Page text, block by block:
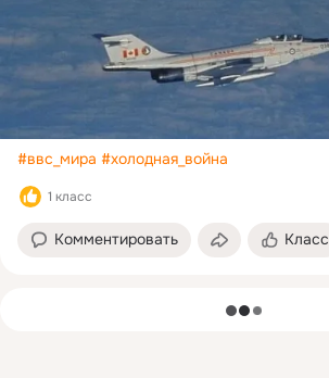
#ввс_мира #холодная_война
1 класс
Комментировать Класс